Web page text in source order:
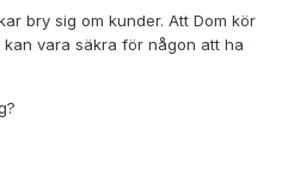
bry sig om kunder. Att Dom kör
vara säkra för någon att ha